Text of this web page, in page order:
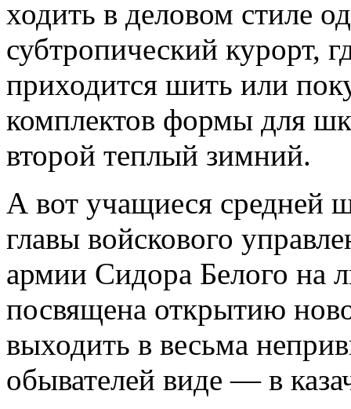
ходить в деловом стиле
субтропический курорт,
приходится шить или
комплектов формы для
второй теплый зимний.
А вот учащиеся средней
главы войскового
армии Сидора Белого на
посвящена открытию
выходить в весьма
обывателей виде — в